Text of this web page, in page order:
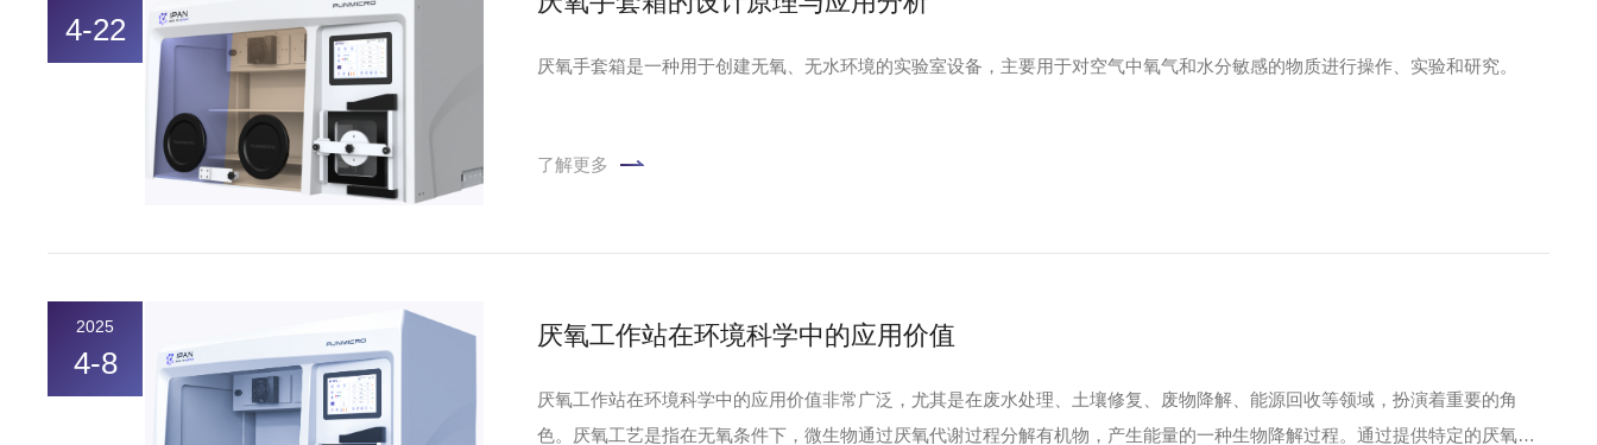
4-22
厌氧手套箱是一种用于创建无氧、无水环境的实验室设备，主要用于对空气中氧气和水分敏感的物质进行操作、实验和研究。
了解更多
2025
4-8
厌氧工作站在环境科学中的应用价值
厌氧工作站在环境科学中的应用价值非常广泛，尤其是在废水处理、土壤修复、废物降解、能源回收等领域，扮演着重要的角
色。厌氧工艺是指在无氧条件下，微生物通过厌氧代谢过程分解有机物，产生能量的一种生物降解过程。通过提供特定的厌氧环